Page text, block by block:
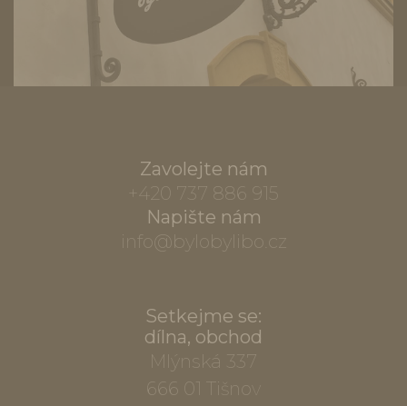
Zavolejte nám
+420 737 886 915
Napište nám
info@bylobylibo.cz
Setkejme se:
dílna, obchod
Mlýnská 337
666 01 Tišnov